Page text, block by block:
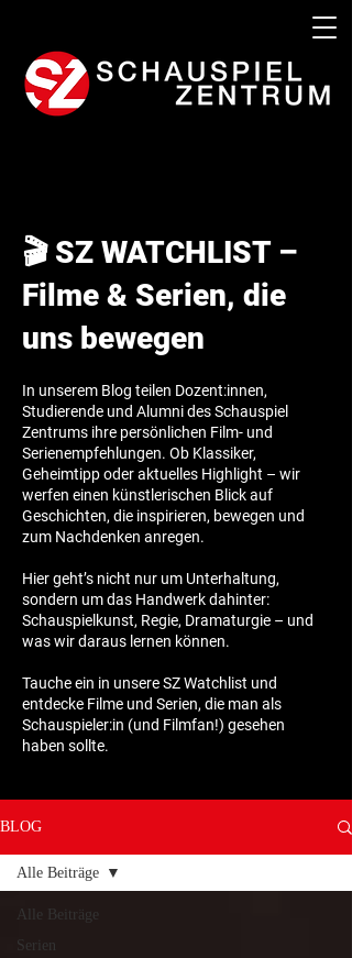
🎬 SZ WATCHLIST –
Filme & Serien, die
uns bewegen
In unserem Blog teilen Dozent:innen,
Studierende und Alumni des Schauspiel
Zentrums ihre persönlichen Film- und
Serienempfehlungen. Ob Klassiker,
Geheimtipp oder aktuelles Highlight – wir
werfen einen künstlerischen Blick auf
Geschichten, die inspirieren, bewegen und
zum Nachdenken anregen.
Hier geht’s nicht nur um Unterhaltung,
sondern um das Handwerk dahinter:
Schauspielkunst, Regie, Dramaturgie – und
was wir daraus lernen können.
Tauche ein in unsere SZ Watchlist und
entdecke Filme und Serien, die man als
Schauspieler:in (und Filmfan!) gesehen
haben sollte.
BLOG
Alle Beiträge
Serien
Alle Beiträge